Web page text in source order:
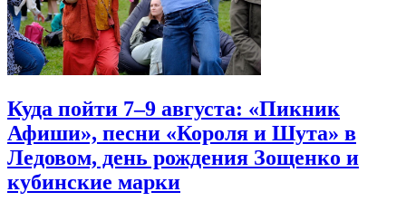
Куда пойти 7–9 августа: «Пикник
Афиши», песни «Короля и Шута» в
Ледовом, день рождения Зощенко и
кубинские марки